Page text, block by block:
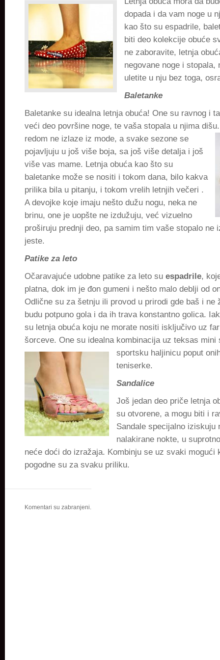
potreban
vazduh
dopada i da vam noge u
kao što su espadrile,
biti deo kolekcije obuće
ne zaboravite, letnja
negovane noge i stopala,
uletite u nju bez toga,
Baletanke
Baletanke su idealna letnja obuća! One su ravnog i
veći deo površine noge, te vaša stopala u njima
redom ne izlaze iz mode, a svake sezone se
pojavljuju u još više boja, sa još više detalja i još
više vas mame. Letnja obuća kao što su
baletanke može se nositi i tokom dana, bilo kakva
prilika bila u pitanju, i tokom vrelih letnjih večeri .
A devojke koje imaju nešto dužu nogu, neka ne
brinu, one je uopšte ne izdužuju, već vizuelno
proširuju prednji deo, pa samim tim vaše stopalo ne
jeste.
Patike za leto
Očaravajuće udobne patike za leto su espadrile,
platna, dok im je đon gumeni i nešto malo deblji od
Odlične su za šetnju ili provod u prirodi gde baš i ne
budu potpuno gola i da ih trava konstantno golica.
su letnja obuća koju ne morate nositi isključivo uz
šorceve. One su idealna kombinacija uz teksas mini
sportsku haljinicu poput
teniserke.
Sandalice
Još jedan deo priče letnja
su otvorene, a mogu biti i
Sandale specijalno iziskuju
nalakirane nokte, u
neće doći do izražaja. Kombinju se uz svaki mogući
pogodne su za svaku priliku.
Komentari su zabranjeni.